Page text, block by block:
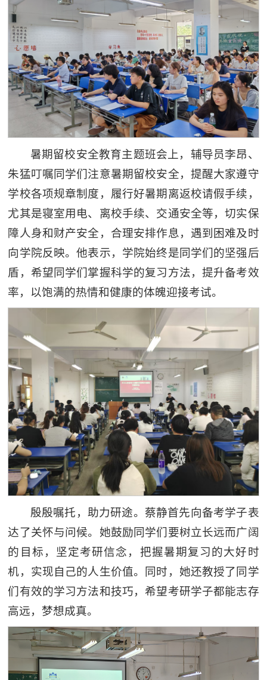
暑期留校安全教育主题班会上，辅导员李昂、
朱猛叮嘱同学们注意暑期留校安全，提醒大家遵守
学校各项规章制度，履行好暑期离返校请假手续，
尤其是寝室用电、离校手续、交通安全等，切实保
障人身和财产安全，合理安排作息，遇到困难及时
向学院反映。他表示，学院始终是同学们的坚强后
盾，希望同学们掌握科学的复习方法，提升备考效
率，以饱满的热情和健康的体魄迎接考试。
殷殷嘱托，助力研途。蔡静首先向备考学子表
达了关怀与问候。她鼓励同学们要树立长远而广阔
的目标，坚定考研信念，把握暑期复习的大好时
机，实现自己的人生价值。同时，她还教授了同学
们有效的学习方法和技巧，希望考研学子都能志存
高远，梦想成真。